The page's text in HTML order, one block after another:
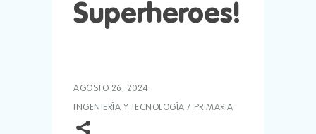
Superheroes!
AGOSTO 26, 2024
INGENIERÍA Y TECNOLOGÍA / PRIMARIA